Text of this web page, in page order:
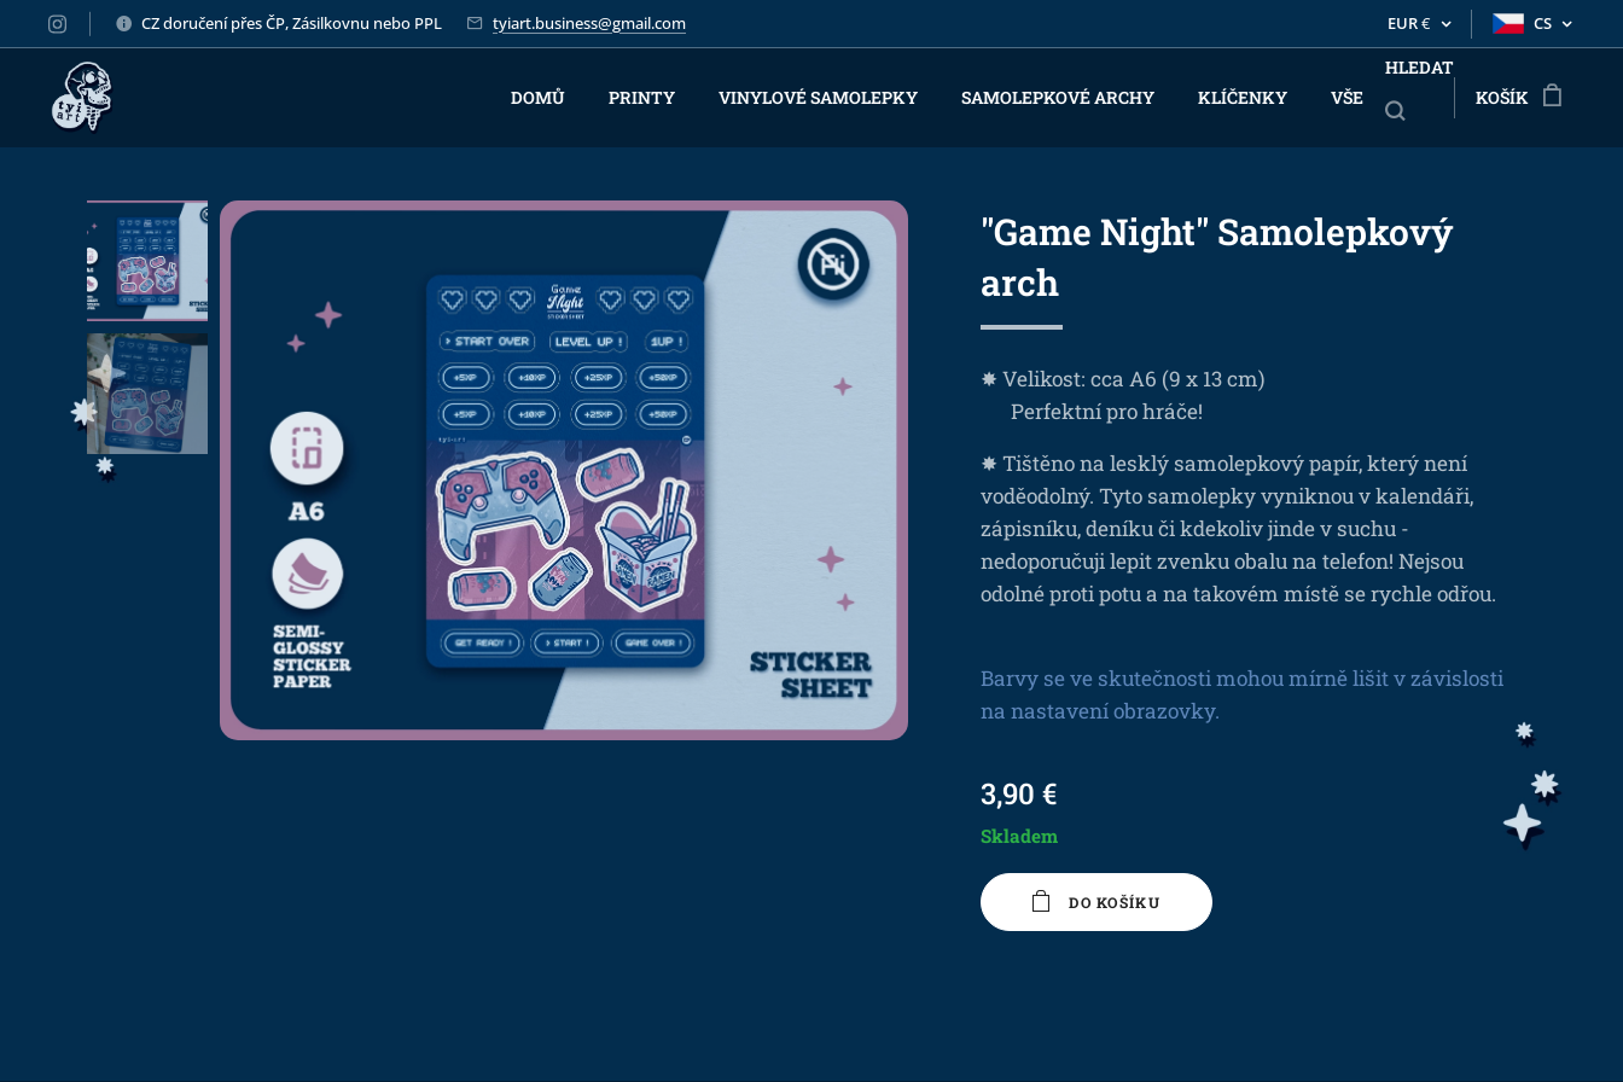
CZ doručení přes ČP, Zásilkovnu nebo PPL tyiart.business@gmail.com EUR€ CS
DOMŮ PRINTY VINYLOVÉ SAMOLEPKY SAMOLEPKOVÉ ARCHY KLÍČENKY VŠE
HLEDAT
KOŠÍK
"Game Night" Samolepkový
arch
✸ Velikost: cca A6 (9 x 13 cm)
❤ Perfektní pro hráče!
✸ Tištěno na lesklý samolepkový papír, který není
voděodolný. Tyto samolepky vyniknou v kalendáři,
zápisníku, deníku či kdekoliv jinde v suchu -
nedoporučuji lepit zvenku obalu na telefon! Nejsou
odolné proti potu a na takovém místě se rychle odřou.
Barvy se ve skutečnosti mohou mírně lišit v závislosti
na nastavení obrazovky.
3,90 €
Skladem
DO KOŠÍKU